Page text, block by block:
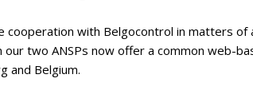
cooperation with Belgocontrol in matters of
two ANSPs now offer a common web-
and Belgium.